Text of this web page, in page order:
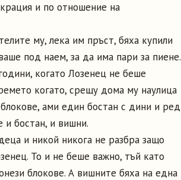
и по отношение на
му, лека им пръст, бяха купили
под наем, за да има пари за пиене.
когато Лозенец не беше
когато, срещу дома му наулица
ами един бостан с дини и ред
и бостан, и вишни.
и никой никога не разбра защо
То и не беше важно, тъй като
блокове. А вишните бяха на една